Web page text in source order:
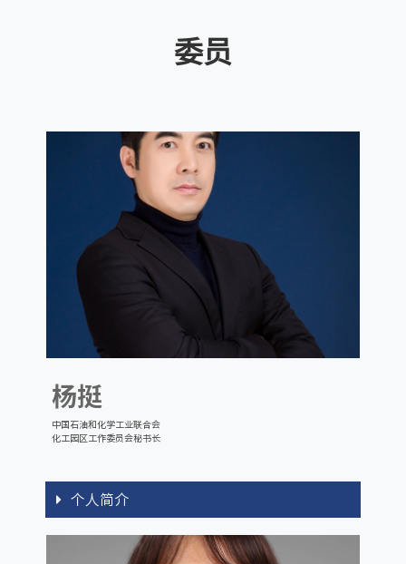
委员
杨挺
中国石油和化学工业联合会
化工园区工作委员会秘书长
个人简介